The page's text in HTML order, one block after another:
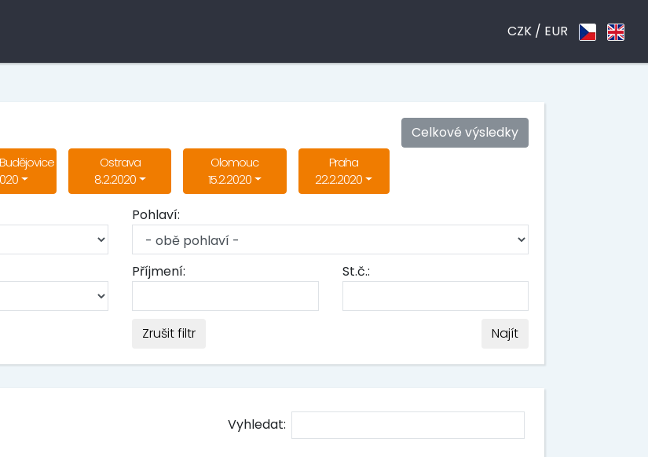
CZK / EUR
Celkové výsledky
Ostrava
8.2.2020
Olomouc
15.2.2020
Praha
22.2.2020
Pohlaví:
Příjmení: St.č.:
Zrušit filtr Najít
Vyhledat: